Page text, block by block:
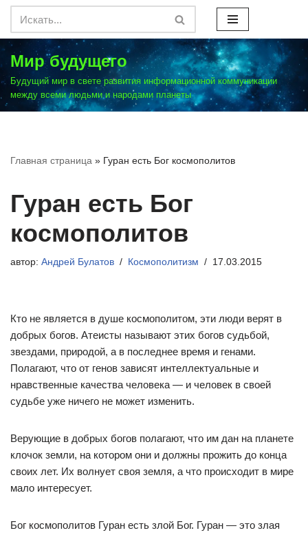
Перейти
к
содержимому
Мир будущего
Будущий мир в свете развития информационной коммуникации
между всеми людьми и народами планеты
Главная страница » Гуран есть Бог космополитов
Гуран есть Бог
космополитов
автор: Андрей Булатов Космополитизм 17.03.2015
Кто не является в душе космополитом, эти люди верят в
добрых богов. Атеисты называют этих богов судьбой,
звездами, природой, а в последнее время и генами.
Полагают, что от генов зависят интеллектуальные и
нравственные качества человека — и человек в своей
судьбе уже ничего не может изменить.
Верующие в добрых богов полагают, что им дан на планете
клочок земли, на котором они и должны прожить до конца
своих лет. Их волнует своя земля, а что происходит в мире
мало интересует.
Бог космополитов Гуран есть злой Бог. Гуран — это злая